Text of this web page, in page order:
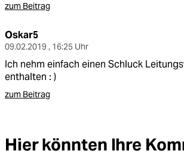
zum Beitrag
Oskar5
09.02.2019 , 16:25 Uhr
Ich nehm einfach einen Schluck
enthalten : )
zum Beitrag
Hier könnten Ihre